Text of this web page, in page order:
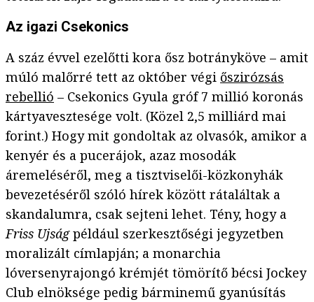
Az igazi Csekonics
A száz évvel ezelőtti kora ősz botrányköve – amit
múló malőrré tett az október végi őszirózsás
rebellió – Csekonics Gyula gróf 7 millió koronás
kártyavesztesége volt. (Közel 2,5 milliárd mai
forint.) Hogy mit gondoltak az olvasók, amikor a
kenyér és a pucerájok, azaz mosodák
áremeléséről, meg a tisztviselői-közkonyhák
bevezetéséről szóló hírek között rátaláltak a
skandalumra, csak sejteni lehet. Tény, hogy a
Friss Ujságpéldául szerkesztőségi jegyzetben
moralizált címlapján; a monarchia
lóversenyrajongó krémjét tömörítő bécsi Jockey
Club elnöksége pedig bárminemű gyanúsítás